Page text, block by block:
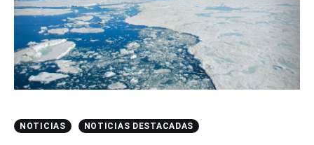
NOTICIAS NOTICIAS DESTACADAS